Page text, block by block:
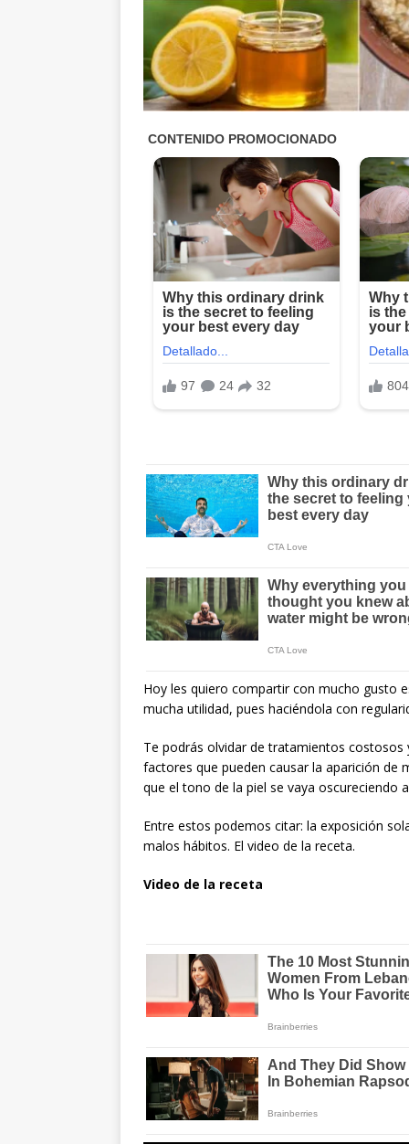
Hoy les quiero compartir con mucho gusto
mucha utilidad, pues haciéndola con
Te podrás olvidar de tratamientos costosos
factores que pueden causar la aparición de
que el tono de la piel se vaya oscureciendo
Entre estos podemos citar: la exposición
malos hábitos. El video de la receta.
Video de la receta